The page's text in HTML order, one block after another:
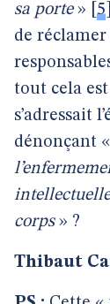
sa porte» 5
de réclamer
tout cela
s’adressait
dénonçant «
corps» ?
Thibaut